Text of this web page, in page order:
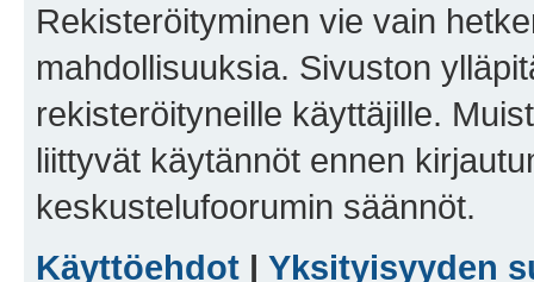
Rekisteröityminen vie vain
mahdollisuuksia. Sivuston
rekisteröityneille käyttäjille.
liittyvät käytännöt ennen
keskustelufoorumin säännöt.
Käyttöehdot | Yksityisyyden